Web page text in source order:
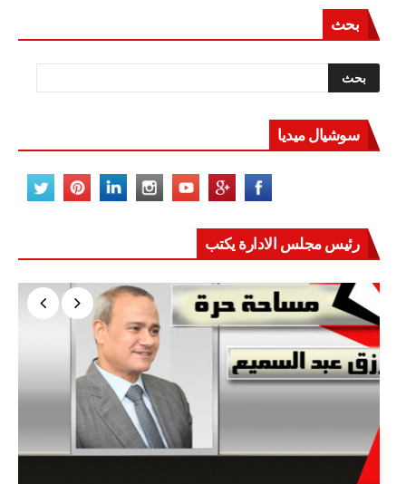
بكوريا
الجنوبية
يحفل
أكتوبر
مغلقة
بحث
سوشيال ميديا
رئيس مجلس الادارة يكتب